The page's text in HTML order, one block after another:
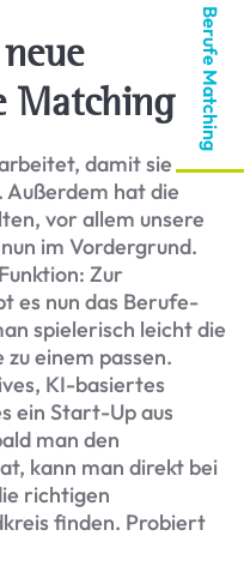
Berufe Matching
Matching
damit sie für
Außerdem hat die
vor allem unsere
im Vordergrund.
Zur
es nun das Berufe-
spielerisch leicht die
einem passen.
KI-basiertes
ein Start-Up aus
man den
kann man direkt bei
richtigen
finden. Probiert